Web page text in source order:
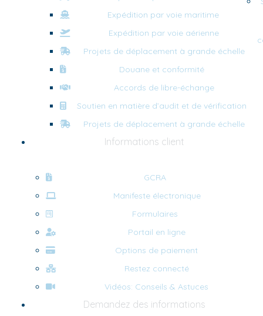
Expédition par voie maritime
Expédition par voie aérienne
Projets de déplacement à grande échelle
Douane et conformité
Accords de libre-échange
Soutien en matière d’audit et de vérification
Projets de déplacement à grande échelle
Informations client
GCRA
Manifeste électronique
Formulaires
Portail en ligne
Options de paiement
Restez connecté
Vidéos: Conseils & Astuces
Demandez des informations